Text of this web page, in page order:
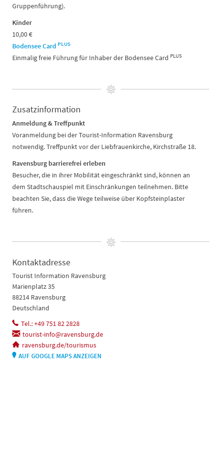
Gruppenführung).
Kinder
10,00 €
Bodensee Card PLUS
Einmalig freie Führung für Inhaber der Bodensee Card PLUS
Zusatzinformation
Anmeldung & Treffpunkt
Voranmeldung bei der Tourist-Information Ravensburg
notwendig. Treffpunkt vor der Liebfrauenkirche, Kirchstraße 18.
Ravensburg barrierefrei erleben
Besucher, die in ihrer Mobilität eingeschränkt sind, können an
dem Stadtschauspiel mit Einschränkungen teilnehmen. Bitte
beachten Sie, dass die Wege teilweise über Kopfsteinplaster
führen.
Kontaktadresse
Tourist Information Ravensburg
Marienplatz 35
88214 Ravensburg
Deutschland
Tel.: +49 751 82 2828
tourist-info@ravensburg.de
ravensburg.de/tourismus
AUF GOOGLE MAPS ANZEIGEN